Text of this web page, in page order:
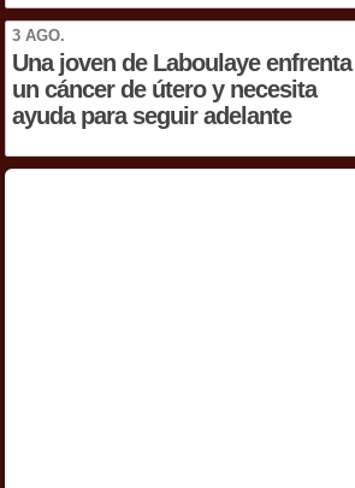
3 AGO.
Una joven de Laboulaye enfrenta
un cáncer de útero y necesita
ayuda para seguir adelante